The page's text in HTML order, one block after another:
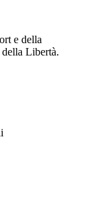
e della
Libertà.